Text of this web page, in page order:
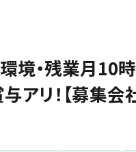
環境・残業月
リ！【募集会